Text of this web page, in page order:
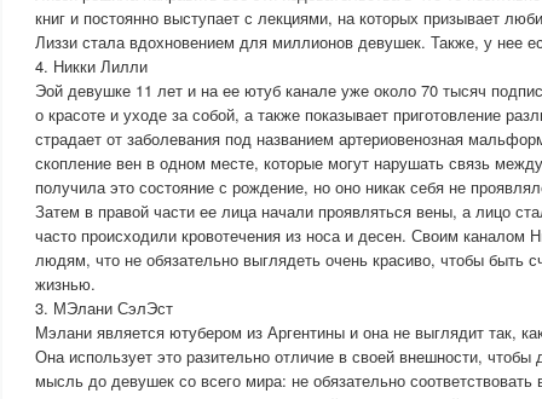
книг и постоянно выступает с лекциями, на которых призывает
Лиззи стала вдохновением для миллионов девушек. Также, у нее
4. Никки Лилли
Эой девушке 11 лет и на ее ютуб канале уже около 70 тысяч
о красоте и уходе за собой, а также показывает приготовление
страдает от заболевания под названием артериовенозная
скопление вен в одном месте, которые могут нарушать связь
получила это состояние с рождение, но оно никак себя не
Затем в правой части ее лица начали проявляться вены, а лицо
часто происходили кровотечения из носа и десен. Своим каналом
людям, что не обязательно выглядеть очень красиво, чтобы быть
жизнью.
3. МЭлани СэлЭст
Мэлани является ютубером из Аргентины и она не выглядит так,
Она использует это разительно отличие в своей внешности, чтобы
мысль до девушек со всего мира: не обязательно